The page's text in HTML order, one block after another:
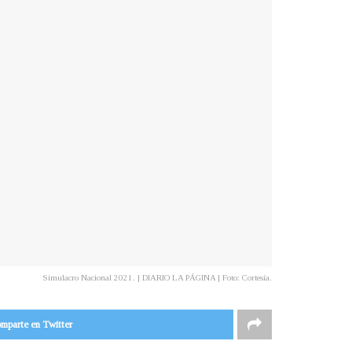
Simulacro Nacional 2021. | DIARIO LA PÁGINA | Foto: Cortesía.
en Twitter